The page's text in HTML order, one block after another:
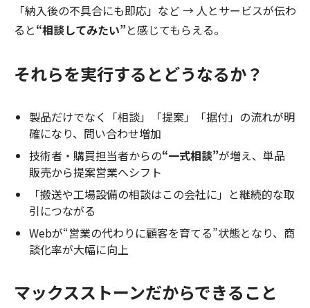
「納入後の不具合にも即応」など → 人とサービスが伝わ
ると“相談してみたい”と感じてもらえる。
それらを実行するとどうなるか？
製品だけでなく「相談」「提案」「据付」の流れが明
確になり、問い合わせ増加
技術者・購買担当者からの“一式相談”が増え、単品
販売から提案営業へシフト
「搬送や工場設備の相談はこの会社に」と継続的な取
引につながる
Webが“営業の代わりに顧客を育てる”状態となり、商
談化率が大幅に向上
マックスストーンだからできること